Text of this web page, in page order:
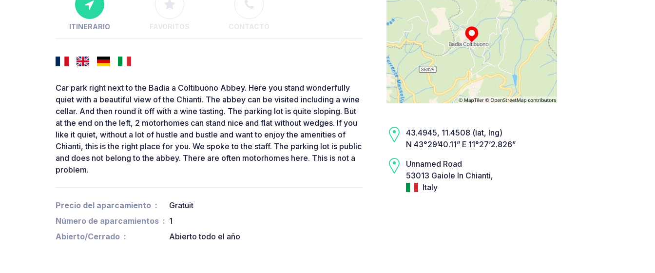
ITINERARIO FAVORITOS CONTACTO
Car park right next to the Badia a Coltibuono Abbey. Here you stand wonderfully
quiet with a beautiful view of the Chianti. The abbey can be visited including a wine
cellar. And then round it off with a wine tasting. The parking lot is quite sloping. But
at the end on the left, 2 motorhomes can stand nice and flat without wedges. If you
like it quiet, without a lot of hustle and bustle and want to enjoy the amenities of
Chianti, this is the right place for you. We spoke to the staff. The parking lot is public
and does not belong to the abbey. There are often motorhomes here. This is not a
problem.
Precio del aparcamiento
Gratuit
Número de aparcamientos
1
Abierto/Cerrado
Abierto todo el año
43.4945, 11.4508 (lat, lng)
N 43°29’40.11” E 11°27’2.826”
Unnamed Road
53013 Gaiole In Chianti,
Italy